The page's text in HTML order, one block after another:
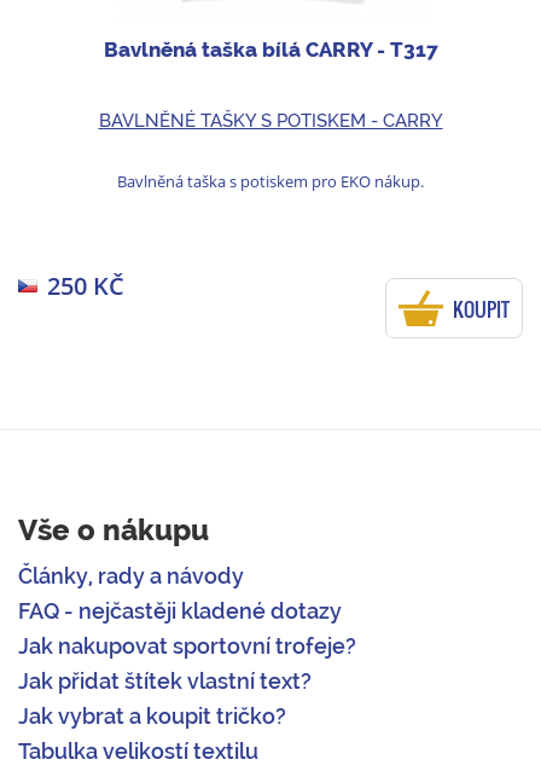
Bavlněná taška bílá CARRY - T317
BAVLNĚNÉ TAŠKY S POTISKEM - CARRY
Bavlněná taška s potiskem pro EKO nákup.
250 KČ
KOUPIT
Vše o nákupu
Články, rady a návody
FAQ - nejčastěji kladené dotazy
Jak nakupovat sportovní trofeje?
Jak přidat štítek vlastní text?
Jak vybrat a koupit tričko?
Tabulka velikostí textilu